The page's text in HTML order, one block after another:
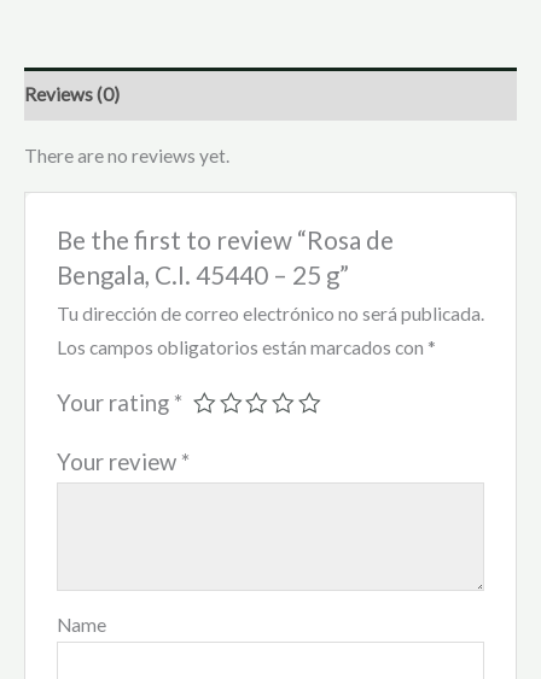
Reviews (0)
There are no reviews yet.
Be the first to review “Rosa de
Bengala, C.I. 45440 – 25 g”
Tu dirección de correo electrónico no será publicada.
Los campos obligatorios están marcados con *
Your rating *
Your review *
Name